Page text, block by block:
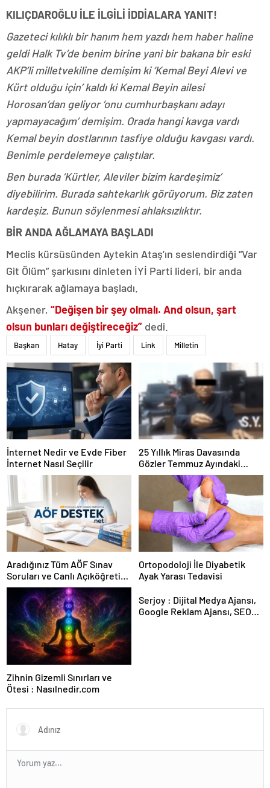
KILIÇDAROĞLU İLE İLGİLİ İDDİALARA YANIT!
Gazeteci kılıklı bir hanım hem yazdı hem haber haline
geldi Halk Tv’de benim birine yani bir bakana bir eski
AKP’li milletvekiline demişim ki ‘Kemal Beyi Alevi ve
Kürt olduğu için’ kaldı ki Kemal Beyin ailesi
Horosan’dan geliyor ‘onu cumhurbaşkanı adayı
yapmayacağım’ demişim. Orada hangi kavga vardı
Kemal beyin dostlarının tasfiye olduğu kavgası vardı.
Benimle perdelemeye çalıştılar.
Ben burada ‘Kürtler, Aleviler bizim kardeşimiz’
diyebilirim. Burada sahtekarlık görüyorum. Biz zaten
kardeşiz. Bunun söylenmesi ahlaksızlıktır.
BİR ANDA AĞLAMAYA BAŞLADI
Meclis kürsüsünden Aytekin Ataş’ın seslendirdiği “Var
Git Ölüm” şarkısını dinleten İYİ Parti lideri, bir anda
hıçkırarak ağlamaya başladı.
Akşener, “Değişen bir şey olmalı. And olsun, şart
olsun bunları değiştireceğiz” dedi.
Başkan Hatay İyi Parti Link Milletin
İnternet Nedir ve Evde Fiber
İnternet Nasıl Seçilir
25 Yıllık Miras Davasında
Gözler Temmuz Ayındaki
Karar Duruşmasına Çevrildi
Aradığınız Tüm AÖF Sınav
Soruları ve Canlı Açıköğretim
Forumu Burada
Ortopodoloji İle Diyabetik
Ayak Yarası Tedavisi
Zihnin Gizemli Sınırları ve
Ötesi : Nasılnedir.com
Serjoy : Dijital Medya Ajansı,
Google Reklam Ajansı, SEO